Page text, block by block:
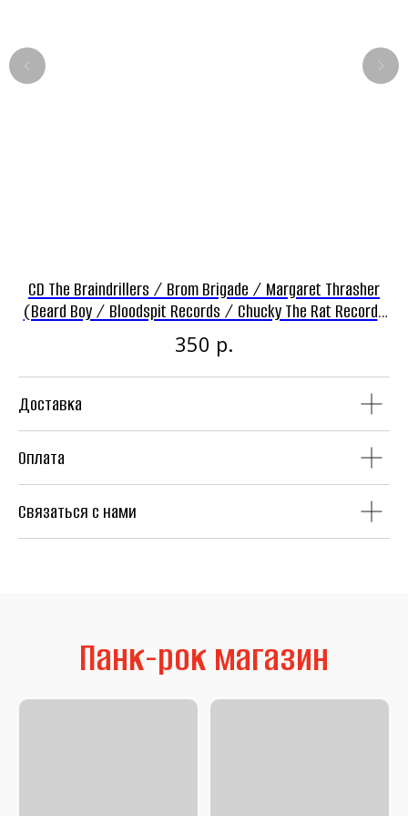
CD The Braindrillers / Brom Brigade / Margaret Thrasher
(Beard Boy / Bloodspit Records / Chucky The Rat Records
/ Fast'N'Easy / Love Pills And Whiskey Records / Mu-Hu-Hu
/ Дешево И Сердито)
350 р.
Доставка
Оплата
Связаться с нами
CD
Аудиокассеты